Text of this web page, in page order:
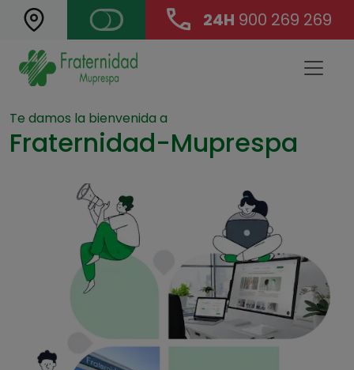
24H 900 269 269
Landing Main Navigation
Te damos la bienvenida a
Fraternidad-Muprespa